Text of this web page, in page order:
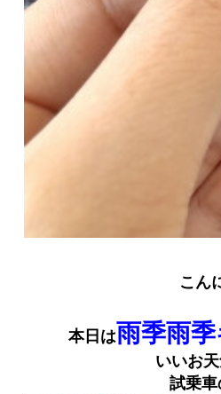
こん
本日は雨季雨
いいお
試乗車